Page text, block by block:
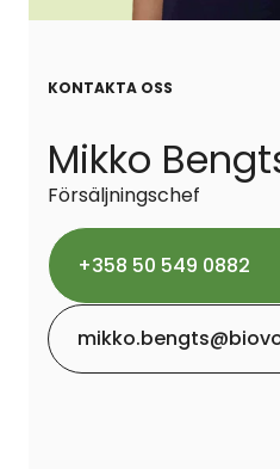
KONTAKTA OSS
Mikko
Försäljningschef
+358 50 549 0882